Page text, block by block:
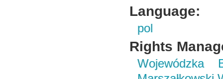
Language:
pol
Rights
Wojewódzka